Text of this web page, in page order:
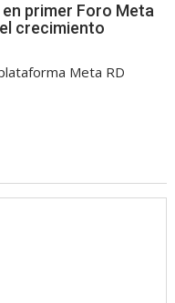
primer Foro Meta
crecimiento
Meta RD